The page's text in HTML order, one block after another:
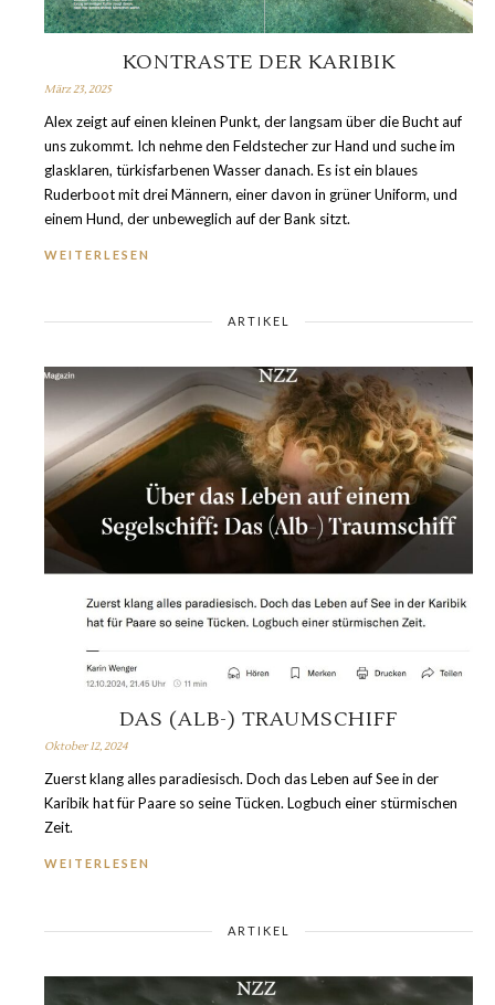
KONTRASTE DER KARIBIK
März 23, 2025
Alex zeigt auf einen kleinen Punkt, der langsam über die Bucht auf
uns zukommt. Ich nehme den Feldstecher zur Hand und suche im
glasklaren, türkisfarbenen Wasser danach. Es ist ein blaues
Ruderboot mit drei Männern, einer davon in grüner Uniform, und
einem Hund, der unbeweglich auf der Bank sitzt.
WEITERLESEN
ARTIKEL
DAS (ALB-) TRAUMSCHIFF
Oktober 12, 2024
Zuerst klang alles paradiesisch. Doch das Leben auf See in der
Karibik hat für Paare so seine Tücken. Logbuch einer stürmischen
Zeit.
WEITERLESEN
ARTIKEL